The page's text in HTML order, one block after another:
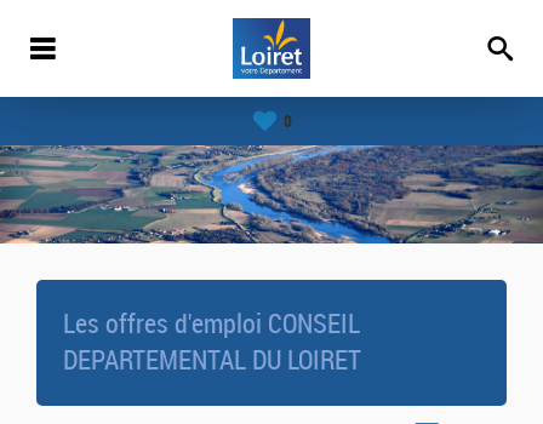
0
Les offres d'emploi CONSEIL
DEPARTEMENTAL DU LOIRET